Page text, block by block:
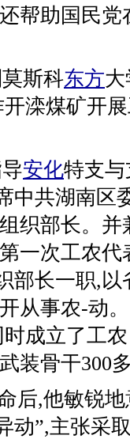
帮助国民
斯科东方
滦煤矿开
安化特支
中共湖南区
织部长。
一次工农
部长一职,
从事农-动
成立了工
装骨干300
后,他敏锐
动”,主张采